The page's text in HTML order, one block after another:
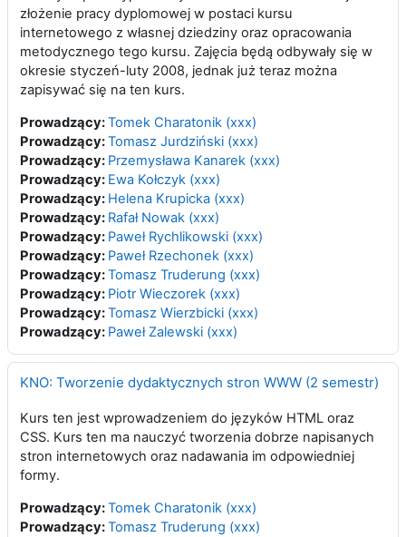
złożenie pracy dyplomowej w postaci kursu
internetowego z własnej dziedziny oraz opracowania
metodycznego tego kursu. Zajęcia będą odbywały się w
okresie styczeń-luty 2008, jednak już teraz można
zapisywać się na ten kurs.
Prowadzący:Tomek Charatonik (xxx)
Prowadzący:Tomasz Jurdziński (xxx)
Prowadzący: Przemysława Kanarek (xxx)
Prowadzący: Ewa Kołczyk (xxx)
Prowadzący: Helena Krupicka (xxx)
Prowadzący: Rafał Nowak (xxx)
Prowadzący: Paweł Rychlikowski (xxx)
Prowadzący: Paweł Rzechonek (xxx)
Prowadzący:Tomasz Truderung (xxx)
Prowadzący: Piotr Wieczorek (xxx)
Prowadzący:Tomasz Wierzbicki (xxx)
Prowadzący: Paweł Zalewski (xxx)
KNO: Tworzenie dydaktycznych stron WWW (2 semestr)
Kurs ten jest wprowadzeniem do języków HTML oraz
CSS. Kurs ten ma nauczyć tworzenia dobrze napisanych
stron internetowych oraz nadawania im odpowiedniej
formy.
Prowadzący:Tomek Charatonik (xxx)
Prowadzący:Tomasz Truderung (xxx)